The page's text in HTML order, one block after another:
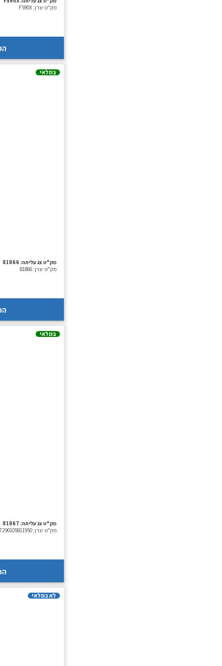
מק"ט יצרן: F590X
במלאי
מק"ט צג עליתה: 81866
מק"ט יצרן: 81866
במלאי
מק"ט צג עליתה: 81867
מק"ט יצרן:
לא במלאי